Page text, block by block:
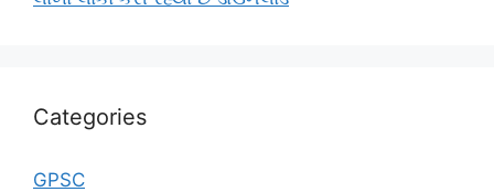
Categories
GPSC